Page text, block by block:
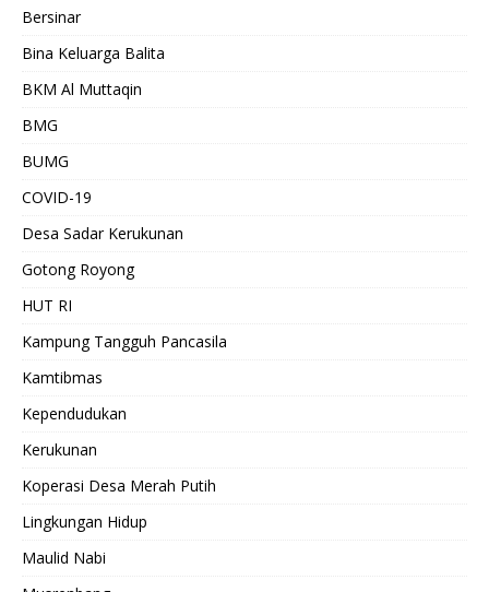
Bersinar
Bina Keluarga Balita
BKM Al Muttaqin
BMG
BUMG
COVID-19
Desa Sadar Kerukunan
Gotong Royong
HUT RI
Kampung Tangguh Pancasila
Kamtibmas
Kependudukan
Kerukunan
Koperasi Desa Merah Putih
Lingkungan Hidup
Maulid Nabi